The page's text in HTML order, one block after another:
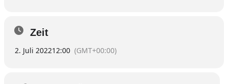
Zeit
2. Juli 202212:00 (GMT+00:00)